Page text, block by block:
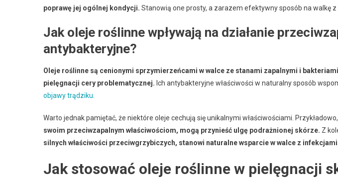
poprawę jej ogólnej kondycji. Stanowią one prosty, a zarazem efektywny sposób na walkę z
Jak oleje roślinne wpływają na działanie
antybakteryjne?
Oleje roślinne są cenionymi sprzymierzeńcami w walce ze stanami zapalnymi i
pielęgnacji cery problematycznej. Ich antybakteryjne właściwości w naturalny sposób
objawy trądziku
Warto jednak pamiętać, że niektóre oleje cechują się unikalnymi właściwościami. Przykładowo,
swoim przeciwzapalnym właściwościom, mogą przynieść ulgę podrażnionej skórze. Z
silnych właściwości przeciwgrzybiczych, stanowi naturalne wsparcie w walce z
Jak stosować oleje roślinne w pielęgnacji